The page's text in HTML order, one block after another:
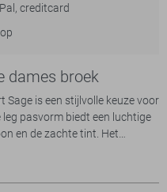
creditcard
dames broek
Sage is een stijlvolle keuze voor
pasvorm biedt een luchtige
en de zachte tint. Het
gerecycled katoen, wat
deze broek niet alleen